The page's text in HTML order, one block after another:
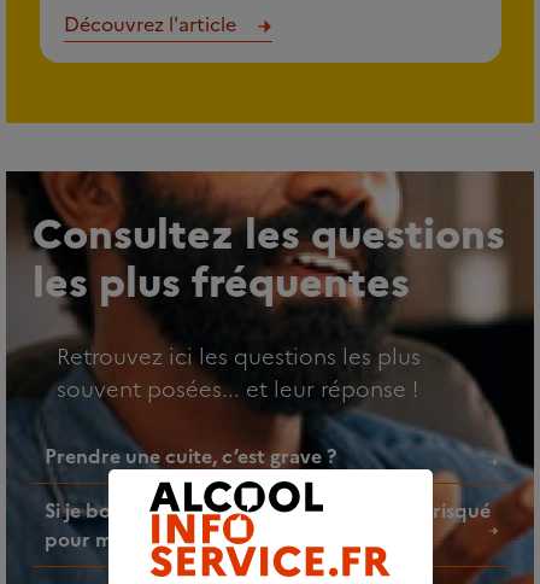
Découvrez l'article
Consultez les questions
les plus fréquentes
Retrouvez ici les questions les plus
souvent posées... et leur réponse !
Prendre une cuite, c’est grave ?
Si je bois un verre d’alcool par jour, est-ce risqué
pour ma santé ?